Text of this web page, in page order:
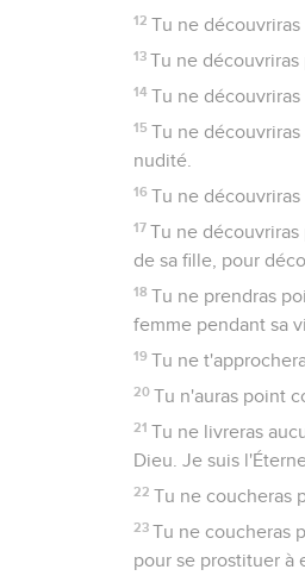
12 Tu ne
13 Tu ne
14 Tu ne
15 Tu ne
nudité.
16 Tu ne
17 Tu ne
de sa fille, pour
18 Tu ne prendras
femme pendant sa
19 Tu ne
20 Tu n'auras point
21 Tu ne livreras
Dieu. Je suis
22 Tu ne coucheras
23 Tu ne coucheras
pour se prostituer à